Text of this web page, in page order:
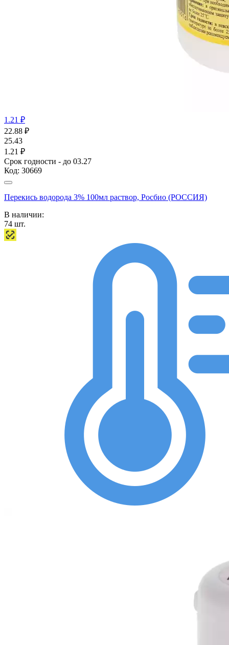
1.21 ₽
22.88 ₽
25.43
1.21 ₽
Срок годности - до 03.27
Код: 30669
Перекись водорода 3% 100мл раствор, Росбио (РОССИЯ)
В наличии:
74 шт.